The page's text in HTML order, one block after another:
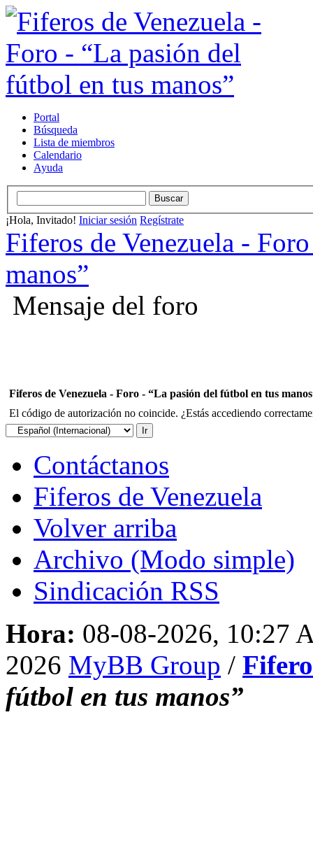
Portal
Búsqueda
Lista de miembros
Calendario
Ayuda
¡Hola, Invitado! Iniciar sesión Regístrate
Fiferos de Venezuela -
manos”
Mensaje del foro
Fiferos de Venezuela - Foro - “La pasión del fútbol en tus
El código de autorización no coincide. ¿Estás accediendo
Contáctanos
Fiferos de Venezuela
Volver arriba
Archivo (Modo simple)
Sindicación RSS
Hora: 08-08-2026, 10:27
2026 MyBB Group /
fútbol en tus manos”